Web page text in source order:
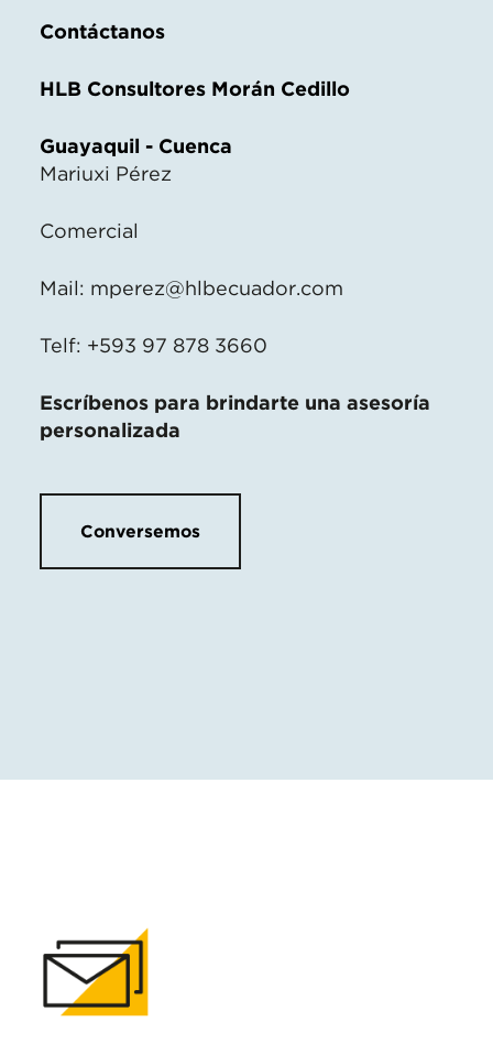
Contáctanos
HLB Consultores Morán Cedillo
Guayaquil - Cuenca
Mariuxi Pérez
Comercial
Mail: mperez@hlbecuador.com
Telf: +593 97 878 3660
Escríbenos para brindarte una asesoría
personalizada
Conversemos